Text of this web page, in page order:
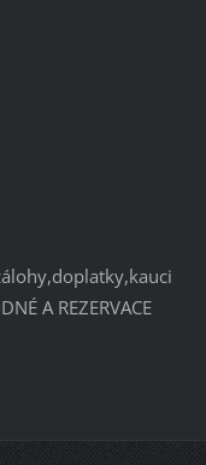
A REZERVACE